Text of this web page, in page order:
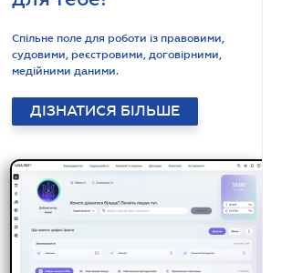
Спільне поле для роботи із правовими,
судовими, реєстровими, договірними,
медійними даними.
ДІЗНАТИСЯ БІЛЬШЕ